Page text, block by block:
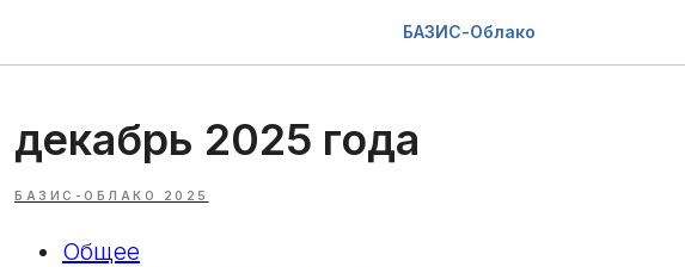
БАЗИС-Облако
декабрь 2025 года
БАЗИС-ОБЛАКО 2025
Общее